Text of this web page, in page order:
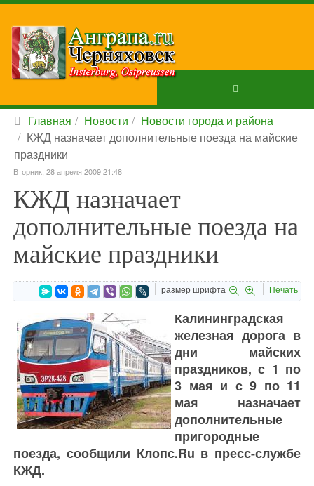
Главная Новости
Новости города и района
КЖД назначает дополнительные поезда на майские
праздники
Вторник, 28 апреля 2009 21:48
КЖД назначает
дополнительные поезда на
майские праздники
размер шрифта Печать
Калининградская
железная дорога в
дни майских
праздников, с 1 по
3 мая и с 9 по 11
мая назначает
дополнительные
пригородные
поезда, сообщили Клопс.Ru в пресс-службе
КЖД.